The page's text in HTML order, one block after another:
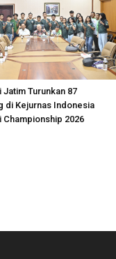
Jatim Turunkan 87
di Kejurnas Indonesia
Championship 2026